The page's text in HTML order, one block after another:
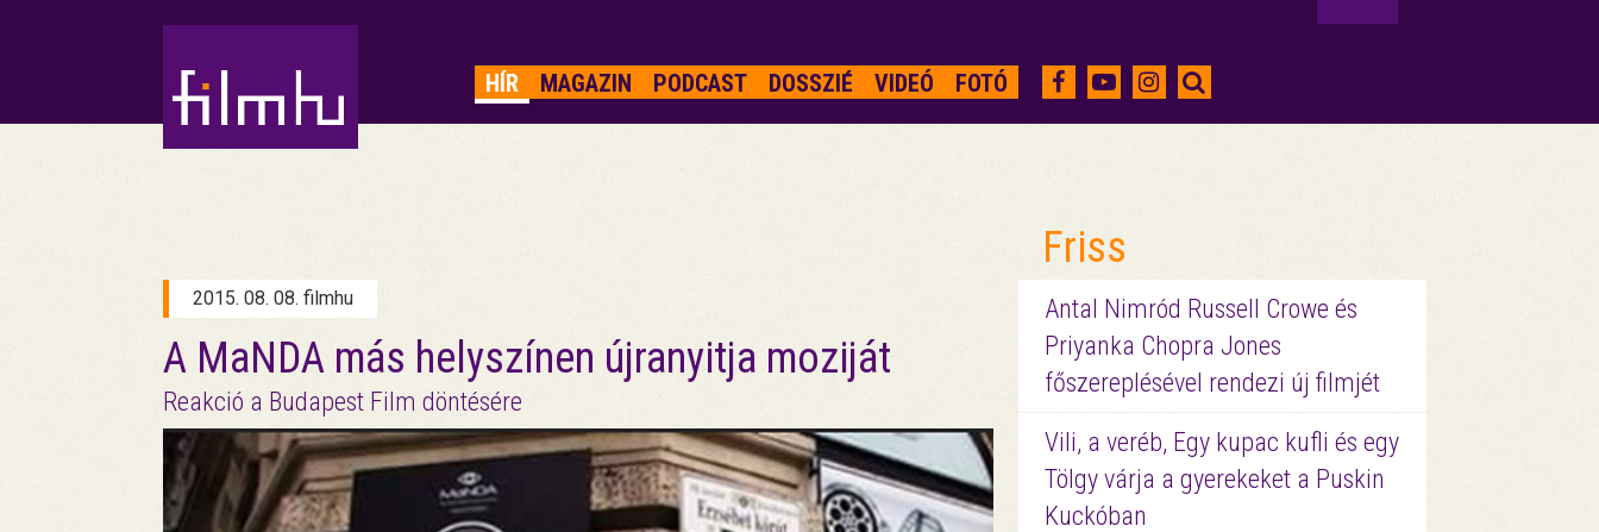
HÍR MAGAZIN PODCAST DOSSZIÉ VIDEÓ FOTÓ
2015. 08. 08. filmhu
A MaNDA más helyszínen újranyitja moziját
Reakció a Budapest Film döntésére
Friss
Antal Nimród Russell Crowe és
Priyanka Chopra Jones
főszereplésével rendezi új filmjét
Vili, a veréb, Egy kupac kufli és egy
Tölgy várja a gyerekeket a Puskin
Kuckóban